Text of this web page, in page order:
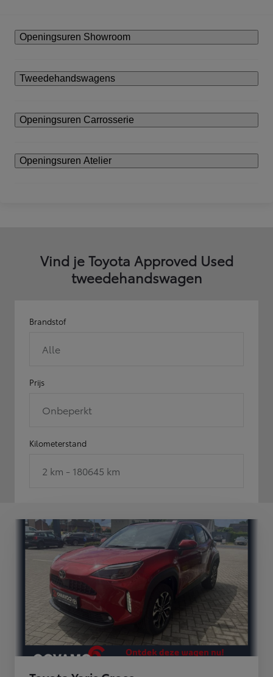
Openingsuren Showroom
Tweedehandswagens
Openingsuren Carrosserie
Openingsuren Atelier
Vind je Toyota Approved Used
tweedehandswagen
Brandstof
Alle
Prijs
Onbeperkt
Kilometerstand
2 km - 180645 km